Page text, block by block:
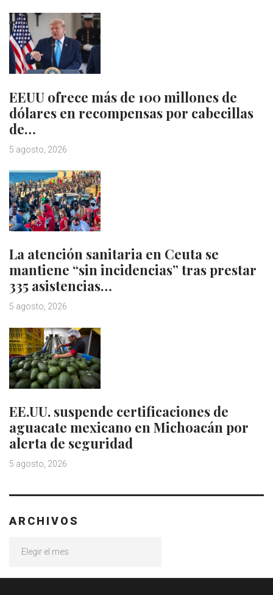
EEUU ofrece más de 100 millones de
dólares en recompensas por cabecillas
de…
5 agosto, 2026
La atención sanitaria en Ceuta se
mantiene “sin incidencias” tras prestar
335 asistencias…
5 agosto, 2026
EE.UU. suspende certificaciones de
aguacate mexicano en Michoacán por
alerta de seguridad
5 agosto, 2026
ARCHIVOS